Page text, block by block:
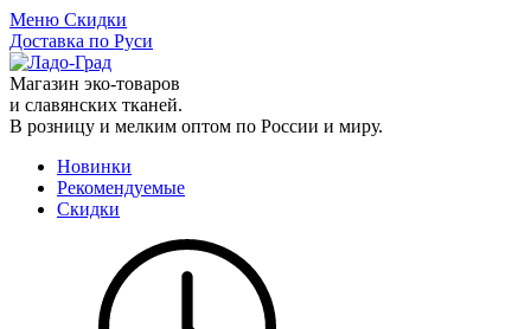
Меню Скидки
Доставка по Руси
Магазин эко-товаров
и славянских тканей.
В розницу и мелким оптом по России и миру.
Новинки
Рекомендуемые
Скидки